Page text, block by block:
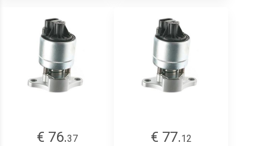
€ 76.37
€ 77.12